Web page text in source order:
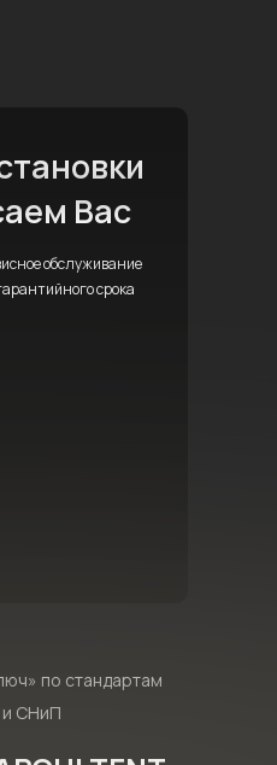
Вас
обслуживание
срока
по стандартам
СНиП